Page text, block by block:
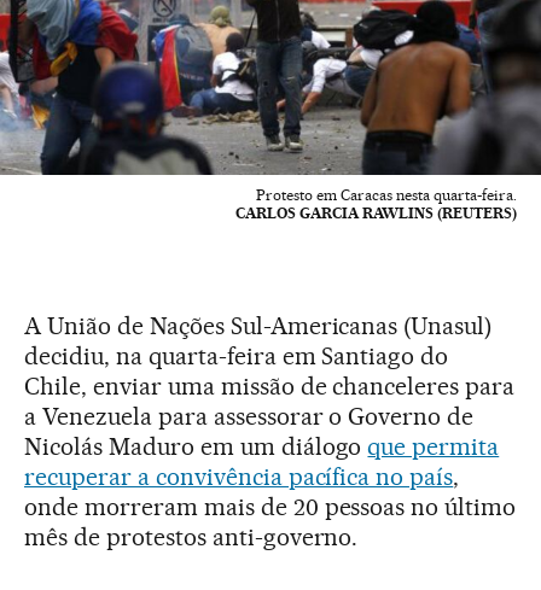
Protesto em Caracas nesta quarta-feira.
CARLOS GARCIA RAWLINS (REUTERS)
A União de Nações Sul-Americanas (Unasul)
decidiu, na quarta-feira em Santiago do
Chile, enviar uma missão de chanceleres para
a Venezuela para assessorar o Governo de
Nicolás Maduro em um diálogoque permita
recuperar a convivência pacífica no país,
onde morreram mais de 20 pessoas no último
mês de protestos anti-governo.